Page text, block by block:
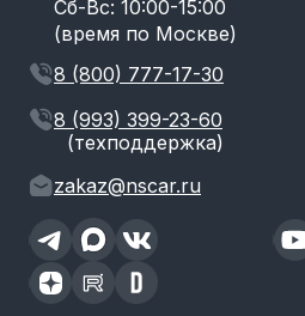
Сб-Вс: 10:00-15:00
(время по Москве)
8 (800) 777-17-30
8 (993) 399-23-60
(техподдержка)
zakaz@nscar.ru